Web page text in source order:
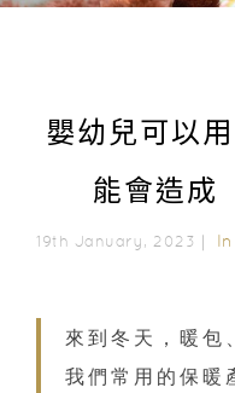
嬰幼兒可以
能會造成
19th January, 2023｜ In
來到冬天，暖包
我們常用的保暖